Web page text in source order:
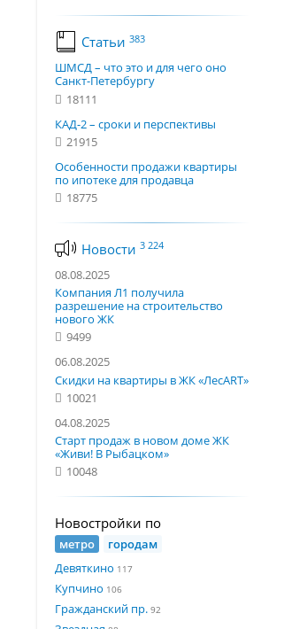
Статьи 383
ШМСД – что это и для чего оно
Санкт-Петербургу
18111
КАД-2 – сроки и перспективы
21915
Особенности продажи квартиры
по ипотеке для продавца
18775
Новости 3 224
08.08.2025
Компания Л1 получила
разрешение на строительство
нового ЖК
9499
06.08.2025
Скидки на квартиры в ЖК «ЛесART»
10021
04.08.2025
Старт продаж в новом доме ЖК
«Живи! В Рыбацком»
10048
Новостройки по
метро
городам
Девяткино 117
Купчино 106
Гражданский пр. 92